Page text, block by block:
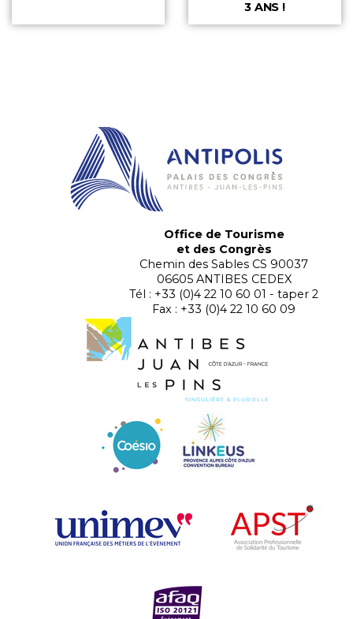
3 ANS !
Office de Tourisme
et des Congrès
Chemin des Sables CS 90037
06605 ANTIBES CEDEX
Tél : +33 (0)4 22 10 60 01 - taper 2
Fax : +33 (0)4 22 10 60 09